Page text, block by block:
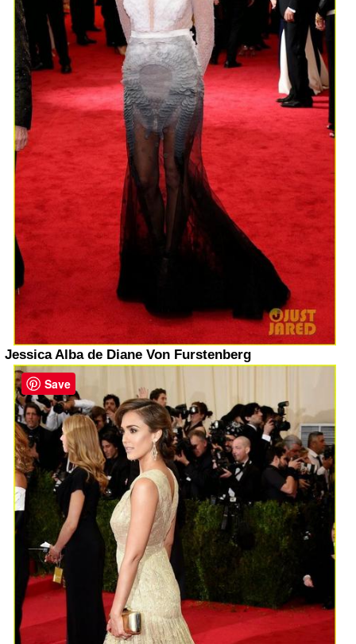
Jessica Alba de Diane Von Furstenberg
Save